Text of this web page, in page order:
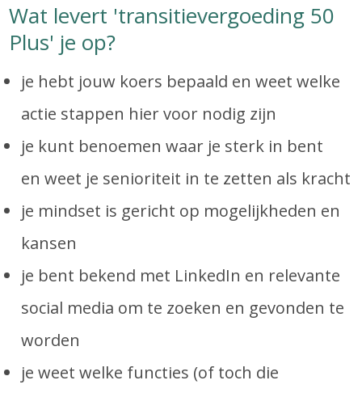
Wat levert 'transitievergoeding 50
Plus' je op?
je hebt jouw koers bepaald en weet welke
actie stappen hier voor nodig zijn
je kunt benoemen waar je sterk in bent
en weet je senioriteit in te zetten als kracht
je mindset is gericht op mogelijkheden en
kansen
je bent bekend met LinkedIn en relevante
social media om te zoeken en gevonden te
worden
je weet welke functies (of toch die